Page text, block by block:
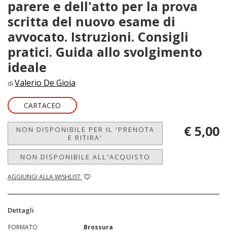
parere e dell'atto per la prova
scritta del nuovo esame di
avvocato. Istruzioni. Consigli
pratici. Guida allo svolgimento
ideale
di Valerio De Gioia
CARTACEO
NON DISPONIBILE PER IL 'PRENOTA
E RITIRA'
NON DISPONIBILE ALL'ACQUISTO
AGGIUNGI ALLA WISHLIST
€ 5,00
Dettagli
FORMATO
Brossura